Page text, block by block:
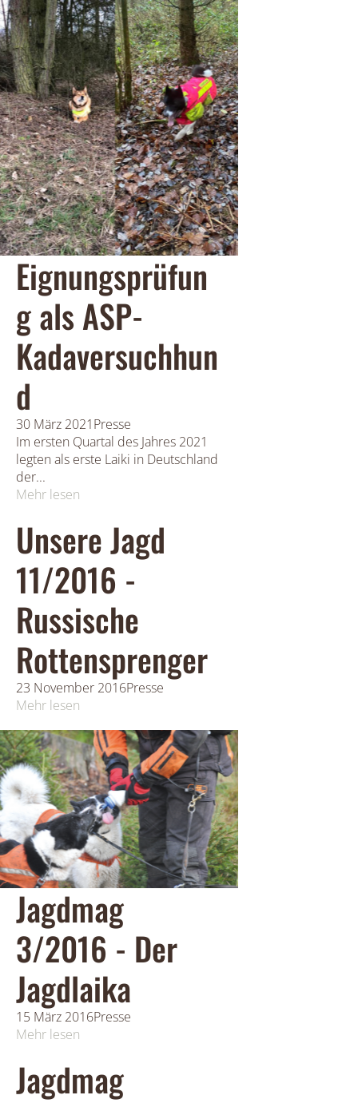
Eignungsprüfun
g als ASP-
Kadaversuchhun
d
30 März 2021Presse
Im ersten Quartal des Jahres 2021
legten als erste Laiki in Deutschland
der...
Mehr lesen
Unsere Jagd
11/2016 -
Russische
Rottensprenger
23 November 2016Presse
Mehr lesen
Jagdmag
3/2016 - Der
Jagdlaika
15 März 2016Presse
Mehr lesen
Jagdmag